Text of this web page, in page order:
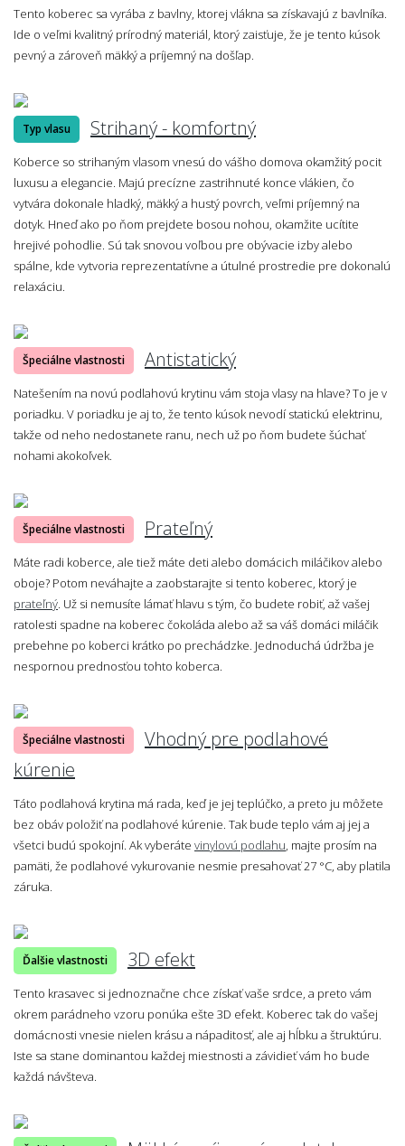
Tento koberec sa vyrába z bavlny, ktorej vlákna sa získavajú z bavlníka.
Ide o veľmi kvalitný prírodný materiál, ktorý zaisťuje, že je tento kúsok
pevný a zároveň mäkký a príjemný na došľap.
Typ vlasu Strihaný - komfortný
Koberce so strihaným vlasom vnesú do vášho domova okamžitý pocit
luxusu a elegancie. Majú precízne zastrihnuté konce vlákien, čo
vytvára dokonale hladký, mäkký a hustý povrch, veľmi príjemný na
dotyk. Hneď ako po ňom prejdete bosou nohou, okamžite ucítite
hrejivé pohodlie. Sú tak snovou voľbou pre obývacie izby alebo
spálne, kde vytvoria reprezentatívne a útulné prostredie pre dokonalú
relaxáciu.
Špeciálne vlastnosti Antistatický
Natešením na novú podlahovú krytinu vám stoja vlasy na hlave? To je v
poriadku. V poriadku je aj to, že tento kúsok nevodí statickú elektrinu,
takže od neho nedostanete ranu, nech už po ňom budete šúchať
nohami akokoľvek.
Špeciálne vlastnosti Prateľný
Máte radi koberce, ale tiež máte deti alebo domácich miláčikov alebo
oboje? Potom neváhajte a zaobstarajte si tento koberec, ktorý je
prateľný . Už si nemusíte lámať hlavu s tým, čo budete robiť, až vašej
ratolesti spadne na koberec čokoláda alebo až sa váš domáci miláčik
prebehne po koberci krátko po prechádzke. Jednoduchá údržba je
nespornou prednosťou tohto koberca.
Špeciálne vlastnosti
Vhodný pre podlahové
kúrenie
Táto podlahová krytina má rada, keď je jej teplúčko, a preto ju môžete
bez obáv položiť na podlahové kúrenie. Tak bude teplo vám aj jej a
všetci budú spokojní. Ak vyberáte vinylovú podlahu , majte prosím na
pamäti, že podlahové vykurovanie nesmie presahovať 27 °C, aby platila
záruka.
Ďalšie vlastnosti 3D efekt
Tento krasavec si jednoznačne chce získať vaše srdce, a preto vám
okrem parádneho vzoru ponúka ešte 3D efekt. Koberec tak do vašej
domácnosti vnesie nielen krásu a nápaditosť, ale aj hĺbku a štruktúru.
Iste sa stane dominantou každej miestnosti a závidieť vám ho bude
každá návšteva.